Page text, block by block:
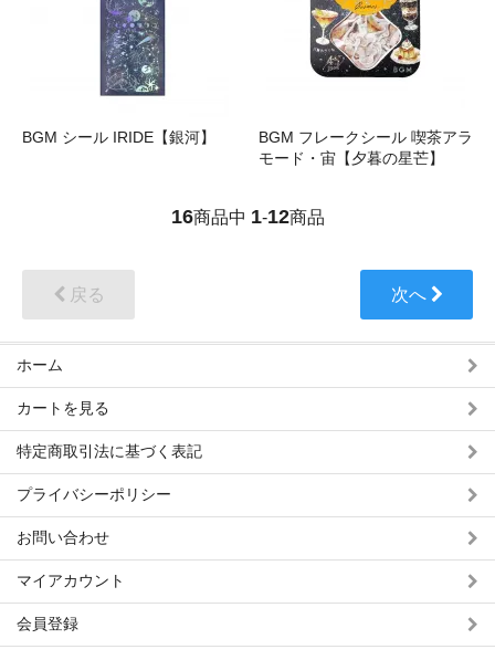
BGM シール IRIDE【銀河】
BGM フレークシール 喫茶アラ
モード・宙【夕暮の星芒】
16商品中 1-12商品
戻る 次へ
ホーム
カートを見る
特定商取引法に基づく表記
プライバシーポリシー
お問い合わせ
マイアカウント
会員登録